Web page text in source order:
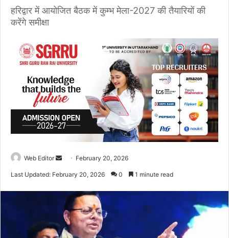
हरिद्वार में आयोजित बैठक में कुम्भ मेला-2027 की तैयारियों की
करेंगे समीक्षा
Web Editor
n
e
February 20, 2026
Last Updated: February 20, 2026 0 1 minute read